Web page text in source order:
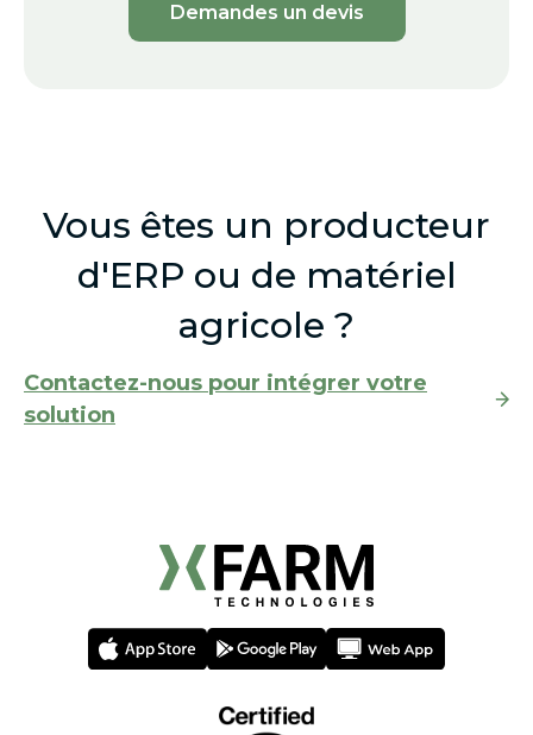
Demandes un devis
Vous êtes un producteur
d'ERP ou de matériel
agricole ?
Contactez-nous pour intégrer votre
solution